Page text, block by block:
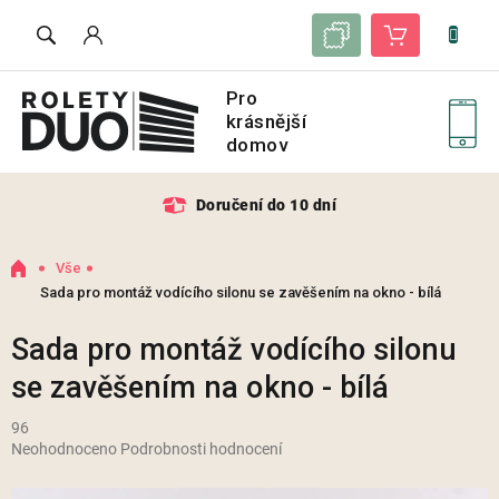
Seznam vzorků Nákupní košík
Doručení do 10 dní
Domů
Vše
Sada pro montáž vodícího silonu se zavěšením na okno - bílá
Sada pro montáž vodícího silonu
se zavěšením na okno - bílá
96
Průměrné
Neohodnoceno Podrobnosti hodnocení